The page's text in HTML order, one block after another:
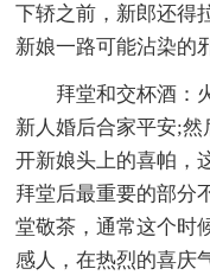
下轿之前，新郎还得
新娘一路可能沾染的
拜堂和交杯酒：火
新人婚后合家平安;
开新娘头上的喜帕，
拜堂后最重要的部分
堂敬茶，通常这个时
感人，在热烈的喜庆